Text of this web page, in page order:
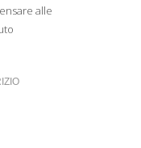
alle